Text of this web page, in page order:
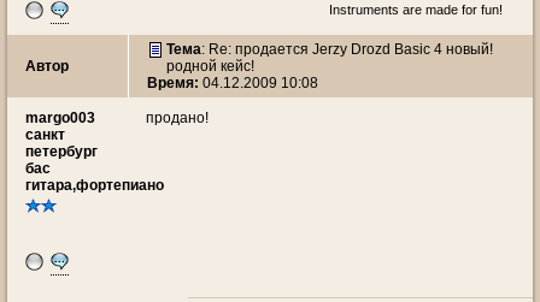
Instruments are made for fun!
Автор
Тема: Re: продается Jerzy Drozd Basic 4 новый!
родной кейс!
Время: 04.12.2009 10:08
margo003
санкт
петербург
бас
гитара,фортепиано
продано!